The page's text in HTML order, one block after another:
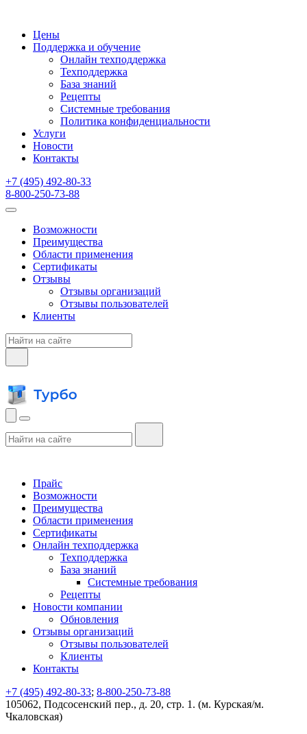
Цены
Поддержка и обучение
Онлайн техподдержка
Техподдержка
База знаний
Рецепты
Системные требования
Политика конфиденциальности
Услуги
Новости
Контакты
+7 (495) 492-80-33
8-800-250-73-88
Возможности
Преимущества
Области применения
Сертификаты
Отзывы
Отзывы организаций
Отзывы пользователей
Клиенты
Прайс
Возможности
Преимущества
Области применения
Сертификаты
Онлайн техподдержка
Техподдержка
База знаний
Системные требования
Рецепты
Новости компании
Обновления
Отзывы организаций
Отзывы пользователей
Клиенты
Контакты
+7 (495) 492-80-33; 8-800-250-73-88
105062, Подсосенский пер., д. 20, стр. 1. (м. Курская/м.
Чкаловская)